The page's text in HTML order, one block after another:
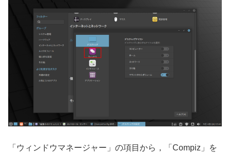
「ウィンドウマネージャー」の項目から，「Compiz」を